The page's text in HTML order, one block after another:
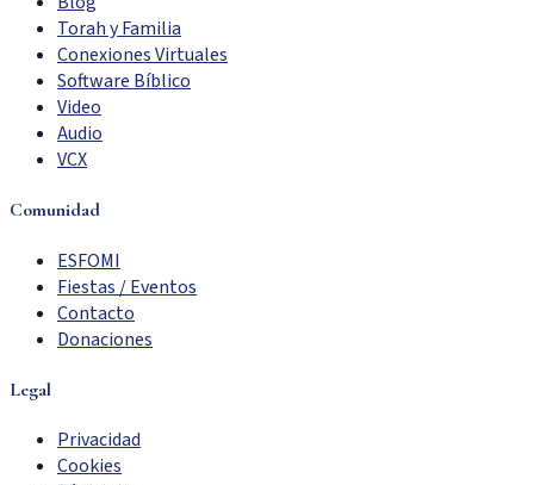
Torah y Familia
Conexiones Virtuales
Software Bíblico
Video
Audio
VCX
Comunidad
ESFOMI
Fiestas / Eventos
Contacto
Donaciones
Legal
Privacidad
Cookies